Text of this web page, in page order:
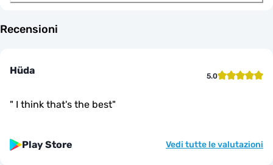
Recensioni
Hüda 5.0
" I think that's the best"
Play Store Vedi tutte le valutazioni